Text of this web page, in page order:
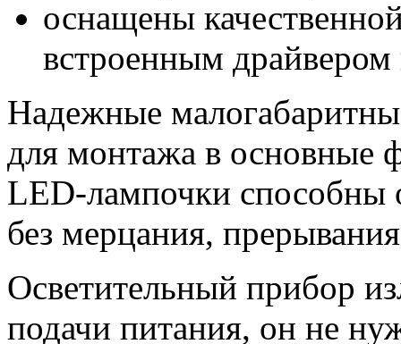
оснащены
встроенным
Надежные
для монтажа в основные
LED-лампочки способны
без мерцания,
Осветительный прибор
подачи питания, он не